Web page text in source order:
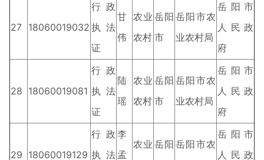
27 18060019032
行政
执法
证
甘
伟
农业
农村
岳阳
市
岳阳市农
业农村局
岳阳市
人民政
府
28 18060019081
行政
执法
证
陆
瑶
农业
农村
岳阳
市
岳阳市农
业农村局
岳阳市
人民政
府
29 18060019129
行政
执法
李
孟
农业 岳阳 岳阳市农
岳阳市
人民政